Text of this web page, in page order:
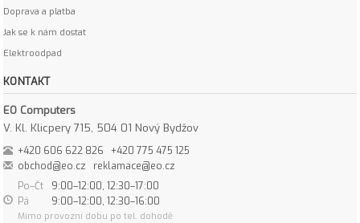
Doprava a platba
Jak se k nám dostat
Elektroodpad
KONTAKT
EO Computers
V. Kl. Klicpery 715, 504 01 Nový Bydžov
+420 606 622 826
+420 775 475 125
obchod@eo.cz
reklamace@eo.cz
Po–Čt
9:00–12:00, 12:30–17:00
Pá
9:00–12:00, 12:30–16:00
Mimo provozní dobu po tel. dohodě